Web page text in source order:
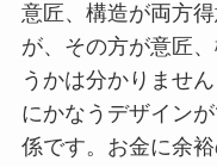
意匠、構造が両方
が、その方が意匠
うかは分かりませ
にかなうデザイン
係です。お金に余